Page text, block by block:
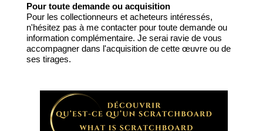
Pour toute demande ou acquisition
Pour les collectionneurs et acheteurs intéressés,
n'hésitez pas à me contacter pour toute demande ou
information complémentaire. Je serai ravie de vous
accompagner dans l'acquisition de cette œuvre ou de
ses tirages.